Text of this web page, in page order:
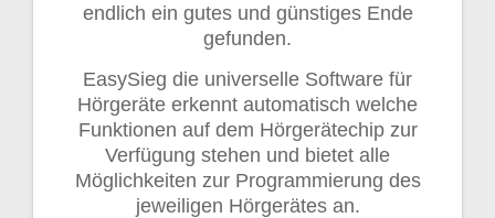
endlich ein gutes und günstiges Ende
gefunden.
EasySieg die universelle Software für
Hörgeräte erkennt automatisch welche
Funktionen auf dem Hörgerätechip zur
Verfügung stehen und bietet alle
Möglichkeiten zur Programmierung des
jeweiligen Hörgerätes an.